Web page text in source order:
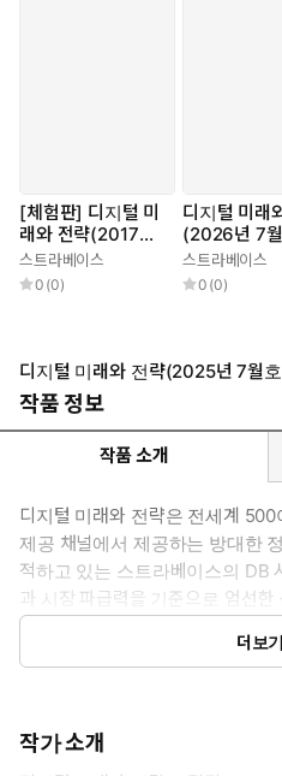
[체험판] 디지털 미
래와 전략(2017년
12월호 Vol.144)
스트라베이스
0 (0)
디지털 미래
(2026년 7월
l. 247)
스트라베이스
0 (0)
디지털 미래와 전략(2025년 7월
작품 정보
작품 소개
디지털 미래와 전략은 전세계
제공 채널에서 제공하는 방대한
적하고 있는 스트라베이스의 DB
과 시장 파급력을 기준으로 엄선
렌드와 핫이슈를 제공하는 월간 디
더보기
작가 소개